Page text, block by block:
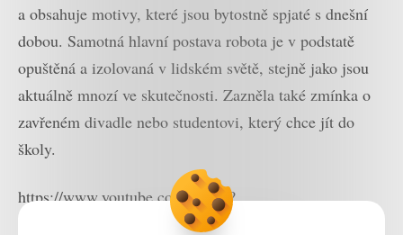
a obsahuje motivy, které jsou bytostně spjaté s dnešní
dobou. Samotná hlavní postava robota je v podstatě
opuštěná a izolovaná v lidském světě, stejně jako jsou
aktuálně mnozí ve skutečnosti. Zazněla také zmínka o
zavřeném divadle nebo studentovi, který chce jít do
školy.
https://www.youtube.com/watch?
v=il6EhviERwA&feature=youtu.be